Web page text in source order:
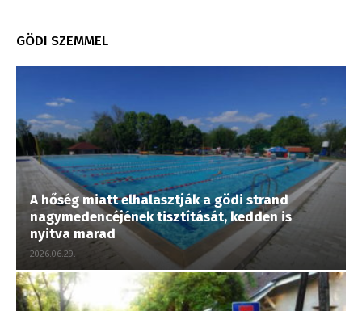
GÖDI SZEMMEL
A hőség miatt elhalasztják a gödi strand
nagymedencéjének tisztítását, kedden is
nyitva marad
2026.06.29.